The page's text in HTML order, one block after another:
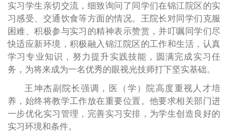
实习学生亲切交流，细致询问了同学们在锦江院区的实
习感受、交通饮食等方面的情况。王院长对同学们克服
困难、积极参与实习的精神表示赞赏，并叮嘱同学们尽
快适应新环境，积极融入锦江院区的工作和生活，认真
学习专业知识，努力提升实践技能，圆满完成实习任
务，为将来成为一名优秀的眼视光技师打下坚实基础。
王坤杰副院长强调，医（学）院高度重视人才培
养，始终将教学工作放在重要位置。他要求相关部门进
一步优化实习管理，完善实习安排，为学生创造良好的
实习环境和条件。